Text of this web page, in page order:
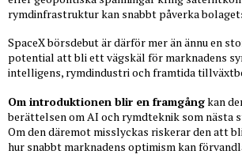
rymdinfrastruktur kan snabbt påverka
SpaceX börsdebut är därför mer än ännu en
potential att bli ett vägskäl för marknadens
intelligens, rymdindustri och framtida
Om introduktionen blir en framgångkan
berättelsen om AI och rymdteknik som nästa
Om den däremot misslyckas riskerar den att
hur snabbt marknadens optimism kan